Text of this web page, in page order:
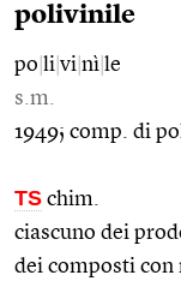
polivinile
po li vi nì le
s.m.
1949; comp. di
TS chim.
ciascuno dei
dei composti